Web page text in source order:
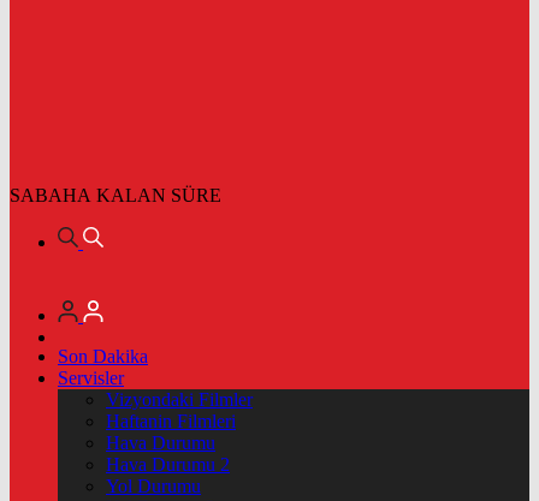
SABAHA KALAN SÜRE
Son Dakika
Servisler
Vizyondaki Filmler
Haftanin Filmleri
Hava Durumu
Hava Durumu 2
Yol Durumu